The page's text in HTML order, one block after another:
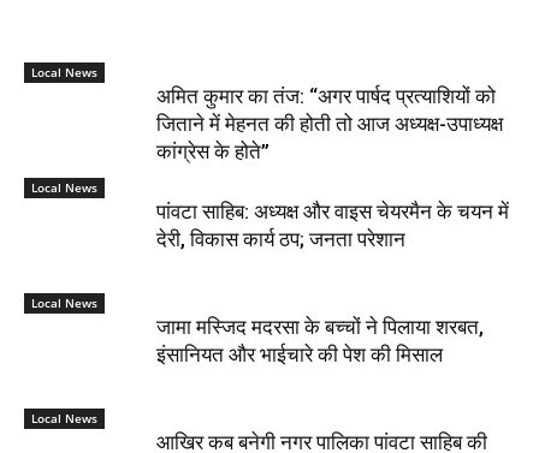
Local News
अमित कुमार का तंज: “अगर पार्षद प्रत्याशियों को
जिताने में मेहनत की होती तो आज अध्यक्ष-उपाध्यक्ष
कांग्रेस के होते”
Local News
पांवटा साहिब: अध्यक्ष और वाइस चेयरमैन के चयन में
देरी, विकास कार्य ठप; जनता परेशान
Local News
जामा मस्जिद मदरसा के बच्चों ने पिलाया शरबत,
इंसानियत और भाईचारे की पेश की मिसाल
Local News
आखिर कब बनेगी नगर पालिका पांवटा साहिब की